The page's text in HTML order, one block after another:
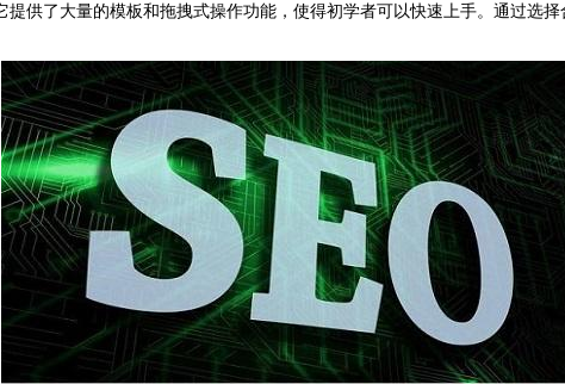
供了大量的模板和拖拽式操作功能，使得初学者可以快速上手。通过选